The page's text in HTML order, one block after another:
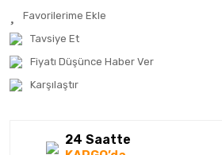
Tavsiye Et
Fiyatı Düşünce Haber Ver
Karşılaştır
24 Saatte